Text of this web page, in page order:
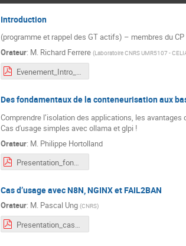
Introduction
(programme et rappel des GT actifs) – membres du CP
Orateur: M. Richard Ferrere (Laboratoire CNRS UMR5107 -
Evenement_Intro_RAISIN_18jun2026.pdf
Des fondamentaux de la conteneurisation aux
Comprendre l’isolation des applications, les
Cas d'usage simples avec ollama et glpi !
Orateur: M. Philippe Hortolland
Presentation_fondamentaux_Conteneurisation_Docker_RAISIN_18juin2026.pdf
Cas d’usage avec N8N, NGINX et FAIL2BAN
Orateur: M. Pascal Ung (CNRS)